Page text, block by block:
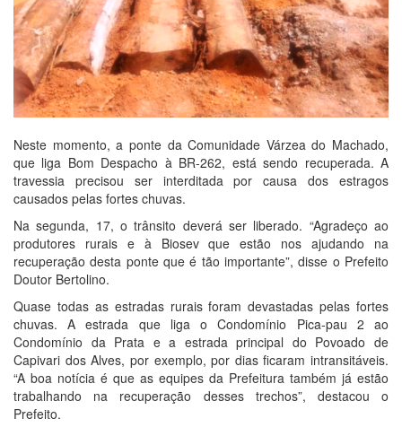
Neste momento, a ponte da Comunidade Várzea do Machado,
que liga Bom Despacho à BR-262, está sendo recuperada. A
travessia precisou ser interditada por causa dos estragos
causados pelas fortes chuvas.
Na segunda, 17, o trânsito deverá ser liberado. “Agradeço ao
produtores rurais e à Biosev que estão nos ajudando na
recuperação desta ponte que é tão importante”, disse o Prefeito
Doutor Bertolino.
Quase todas as estradas rurais foram devastadas pelas fortes
chuvas. A estrada que liga o Condomínio Pica-pau 2 ao
Condomínio da Prata e a estrada principal do Povoado de
Capivari dos Alves, por exemplo, por dias ficaram intransitáveis.
“A boa notícia é que as equipes da Prefeitura também já estão
trabalhando na recuperação desses trechos”, destacou o
Prefeito.